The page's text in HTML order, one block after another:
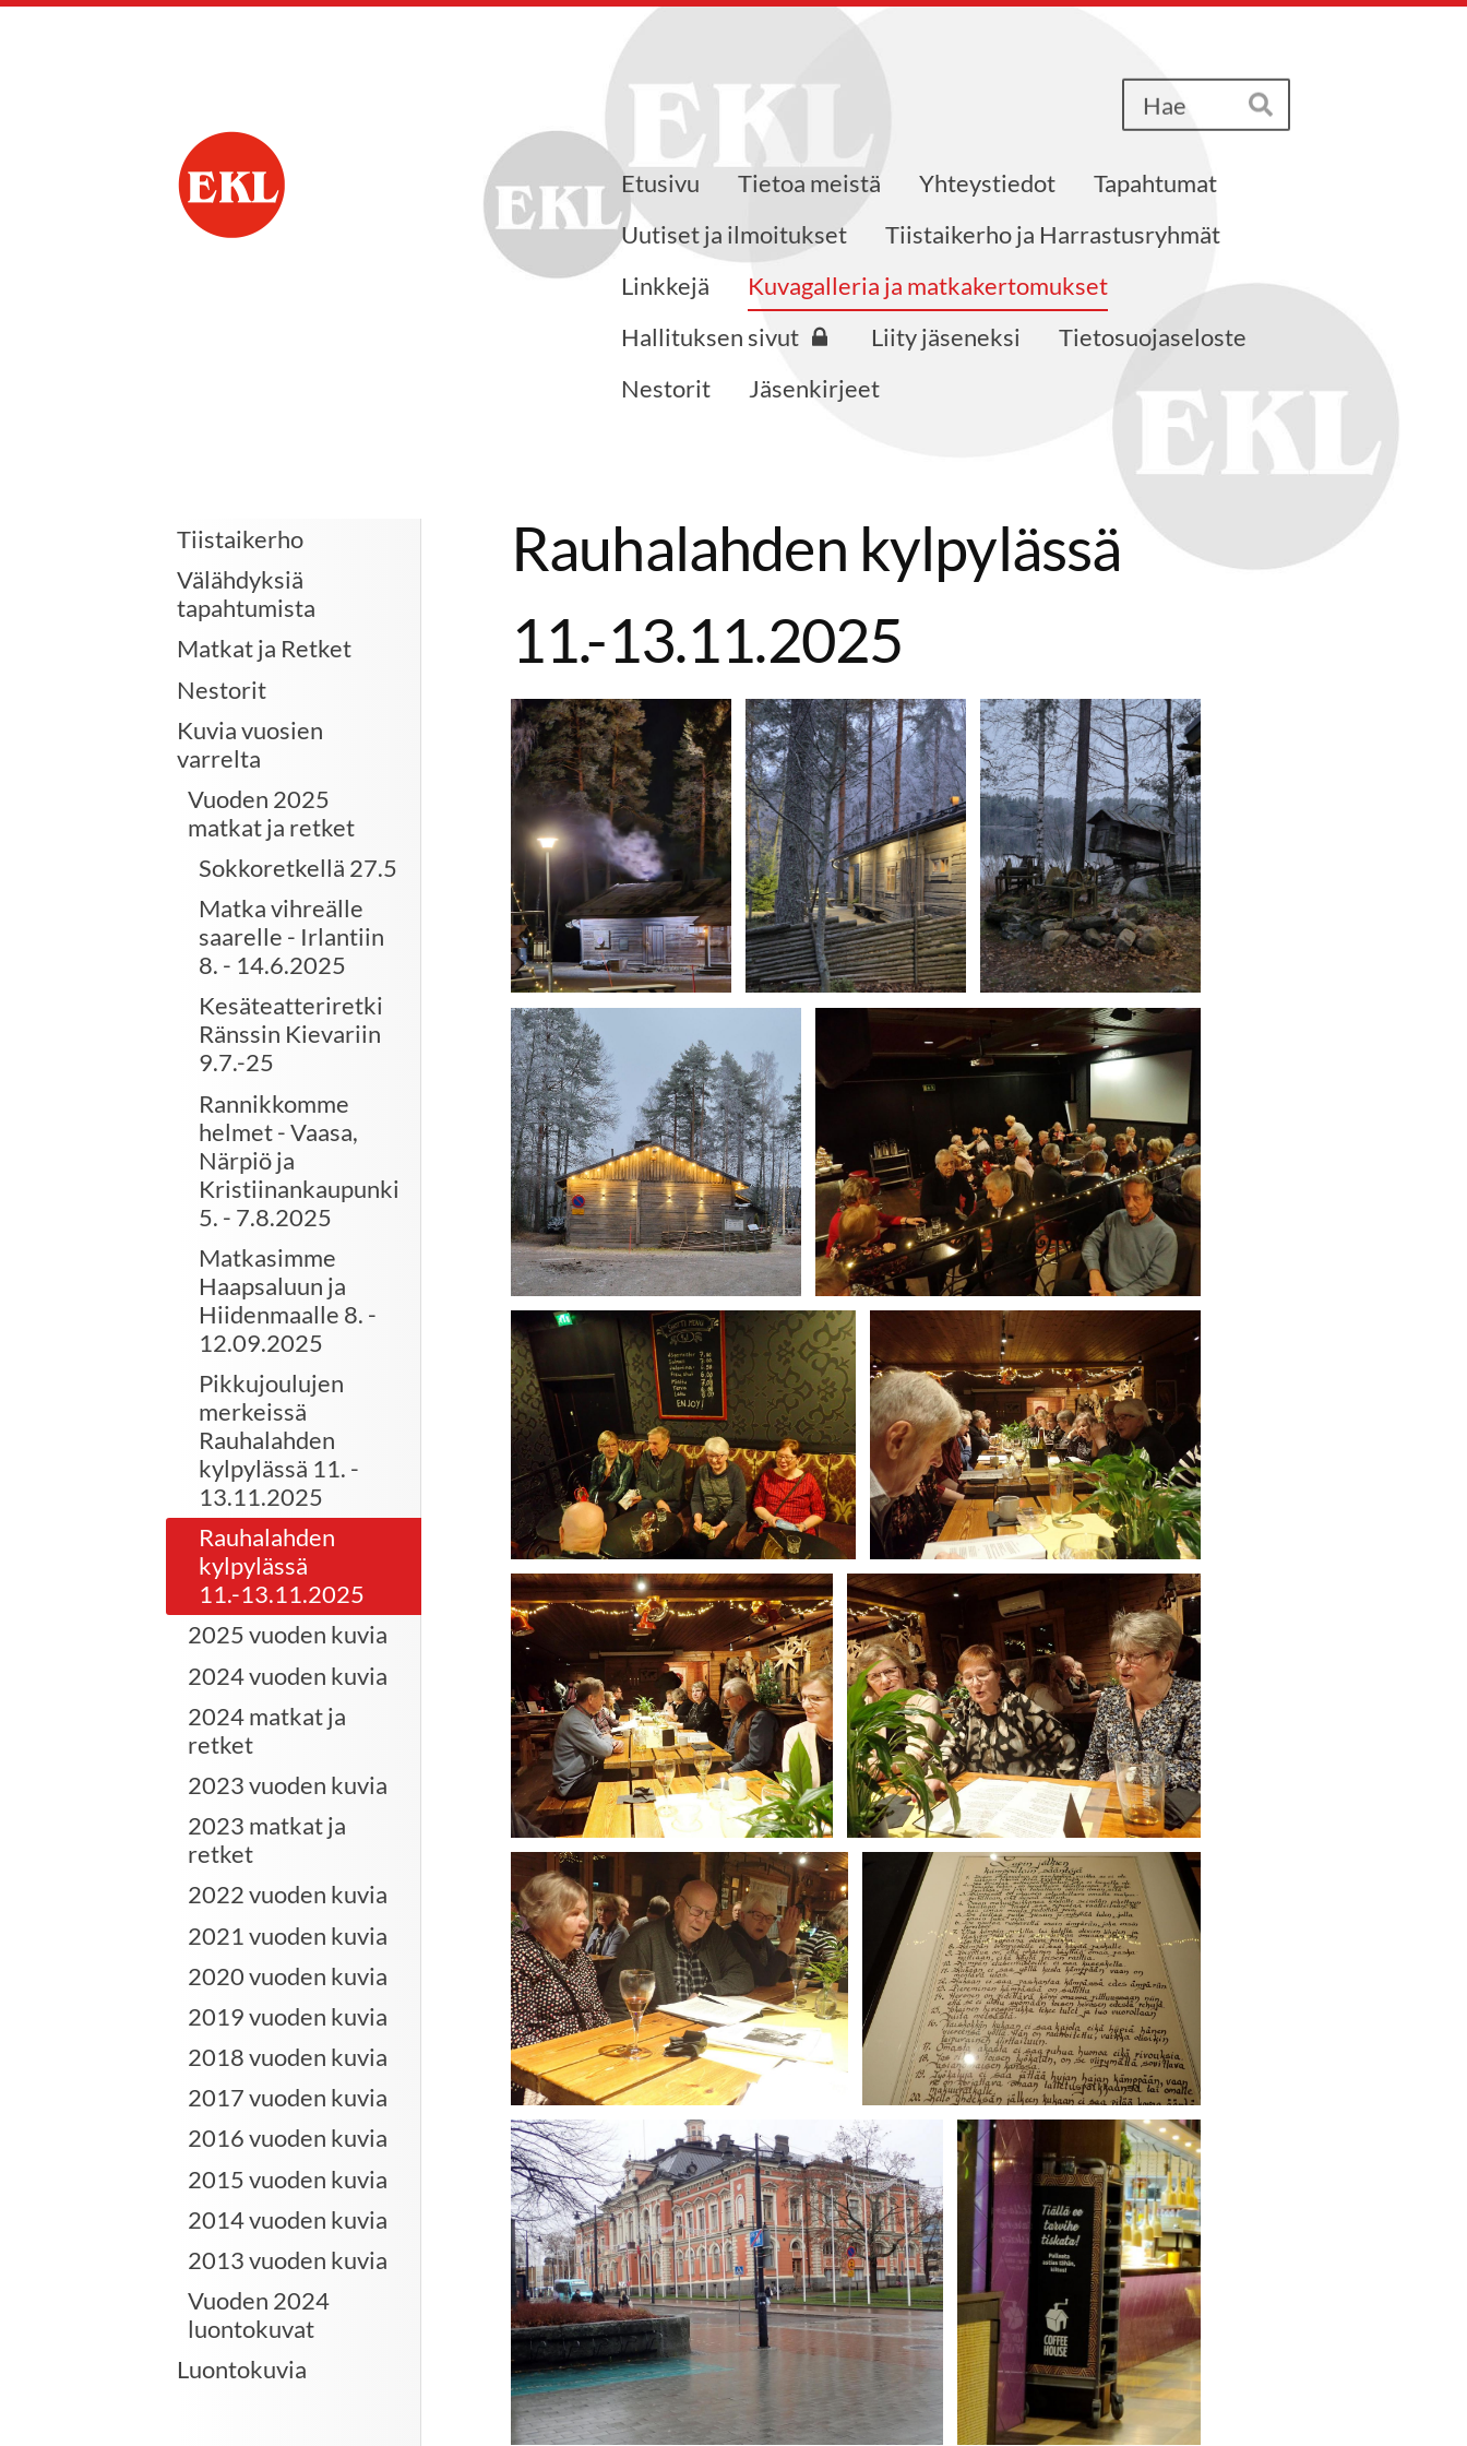
Hae
Jämsän Eläkkeensaajat ry. Etusivu Tietoa meistä Yhteystiedot
Tapahtumat
Uutiset ja ilmoitukset
Tiistaikerho ja Harrastusryhmät
Linkkejä
Kuvagalleria ja matkakertomukset
Hallituksen sivut
Liity jäseneksi
Tietosuojaseloste
Nestorit
Jäsenkirjeet
Tiistaikerho
Välähdyksiä
tapahtumista
Matkat ja Retket
Nestorit
Kuvia vuosien
varrelta
Vuoden 2025
matkat ja retket
Sokkoretkellä 27.5
Matka vihreälle
saarelle - Irlantiin
8. - 14.6.2025
Kesäteatteriretki
Ränssin Kievariin
9.7.-25
Rannikkomme
helmet - Vaasa,
Närpiö ja
Kristiinankaupunki
5. - 7.8.2025
Matkasimme
Haapsaluun ja
Hiidenmaalle 8. -
12.09.2025
Pikkujoulujen
merkeissä
Rauhalahden
kylpylässä 11. -
13.11.2025
Rauhalahden
kylpylässä
11.-13.11.2025
2025 vuoden kuvia
2024 vuoden kuvia
2024 matkat ja
retket
2023 vuoden kuvia
2023 matkat ja
retket
2022 vuoden kuvia
2021 vuoden kuvia
2020 vuoden kuvia
2019 vuoden kuvia
2018 vuoden kuvia
2017 vuoden kuvia
2016 vuoden kuvia
2015 vuoden kuvia
2014 vuoden kuvia
2013 vuoden kuvia
Vuoden 2024
luontokuvat
Luontokuvia
Rauhalahden kylpylässä
11.-13.11.2025